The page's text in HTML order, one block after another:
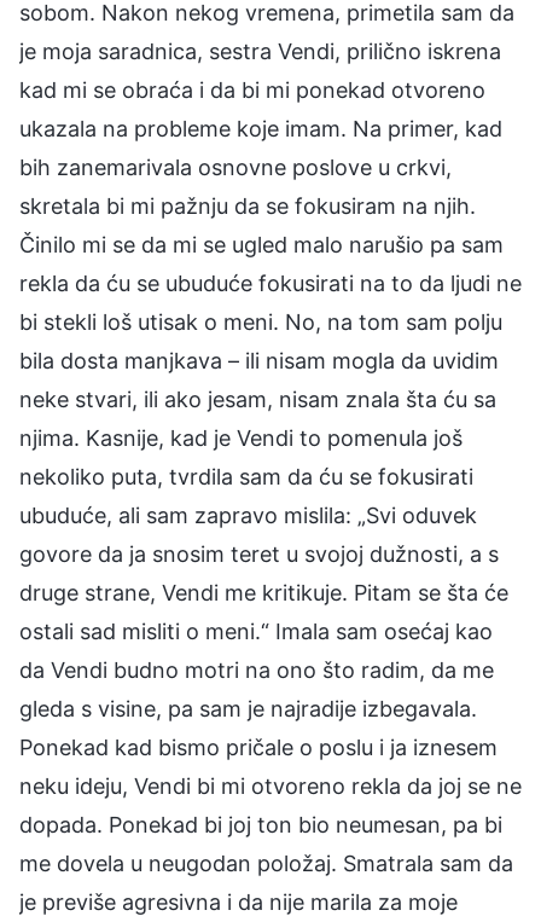
sobom. Nakon nekog vremena, primetila sam da
je moja saradnica, sestra Vendi, prilično iskrena
kad mi se obraća i da bi mi ponekad otvoreno
ukazala na probleme koje imam. Na primer, kad
bih zanemarivala osnovne poslove u crkvi,
skretala bi mi pažnju da se fokusiram na njih.
Činilo mi se da mi se ugled malo narušio pa sam
rekla da ću se ubuduće fokusirati na to da ljudi ne
bi stekli loš utisak o meni. No, na tom sam polju
bila dosta manjkava – ili nisam mogla da uvidim
neke stvari, ili ako jesam, nisam znala šta ću sa
njima. Kasnije, kad je Vendi to pomenula još
nekoliko puta, tvrdila sam da ću se fokusirati
ubuduće, ali sam zapravo mislila: „Svi oduvek
govore da ja snosim teret u svojoj dužnosti, a s
druge strane, Vendi me kritikuje. Pitam se šta će
ostali sad misliti o meni.“ Imala sam osećaj kao
da Vendi budno motri na ono što radim, da me
gleda s visine, pa sam je najradije izbegavala.
Ponekad kad bismo pričale o poslu i ja iznesem
neku ideju, Vendi bi mi otvoreno rekla da joj se ne
dopada. Ponekad bi joj ton bio neumesan, pa bi
me dovela u neugodan položaj. Smatrala sam da
je previše agresivna i da nije marila za moje